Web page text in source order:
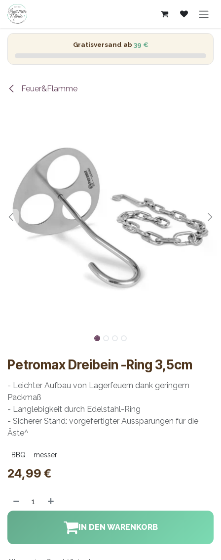
Zum Inhalt springen
Gratisversand ab 39 €
Feuer&Flamme
Petromax Dreibein -Ring 3,5cm
- Leichter Aufbau von Lagerfeuern dank geringem
Packmaß
- Langlebigkeit durch Edelstahl-Ring
- Sicherer Stand: vorgefertigter Aussparungen für die
Äste^
BBQ messer
24,99 €
IN DEN WARENKORB